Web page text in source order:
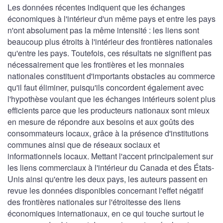
Les données récentes indiquent que les échanges
économiques à l'intérieur d'un même pays et entre les pays
n'ont absolument pas la même intensité : les liens sont
beaucoup plus étroits à l'intérieur des frontières nationales
qu'entre les pays. Toutefois, ces résultats ne signifient pas
nécessairement que les frontières et les monnaies
nationales constituent d'importants obstacles au commerce
qu'il faut éliminer, puisqu'ils concordent également avec
l'hypothèse voulant que les échanges intérieurs soient plus
efficients parce que les producteurs nationaux sont mieux
en mesure de répondre aux besoins et aux goûts des
consommateurs locaux, grâce à la présence d'institutions
communes ainsi que de réseaux sociaux et
informationnels locaux. Mettant l'accent principalement sur
les liens commerciaux à l'intérieur du Canada et des États-
Unis ainsi qu'entre les deux pays, les auteurs passent en
revue les données disponibles concernant l'effet négatif
des frontières nationales sur l'étroitesse des liens
économiques internationaux, en ce qui touche surtout le